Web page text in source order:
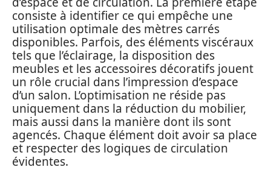
consiste à identifier ce qui empêche une
utilisation optimale des mètres carrés
disponibles. Parfois, des éléments viscéraux
tels que l’éclairage, la disposition des
meubles et les accessoires décoratifs jouent
un rôle crucial dans l’impression d’espace
d’un salon. L’optimisation ne réside pas
uniquement dans la réduction du mobilier,
mais aussi dans la manière dont ils sont
agencés. Chaque élément doit avoir sa place
et respecter des logiques de circulation
évidentes.